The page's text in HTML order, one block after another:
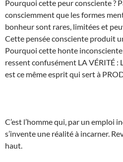
Pourquoi cette peur consciente ?
consciemment que les formes
bonheur sont rares, limitées et
Cette pensée consciente produit
Pourquoi cette honte inconsciente
ressent confusément LA VÉRITÉ :
est ce même esprit qui sert à
C’est l’homme qui, par un emploi
s’invente une réalité à incarner.
haut.